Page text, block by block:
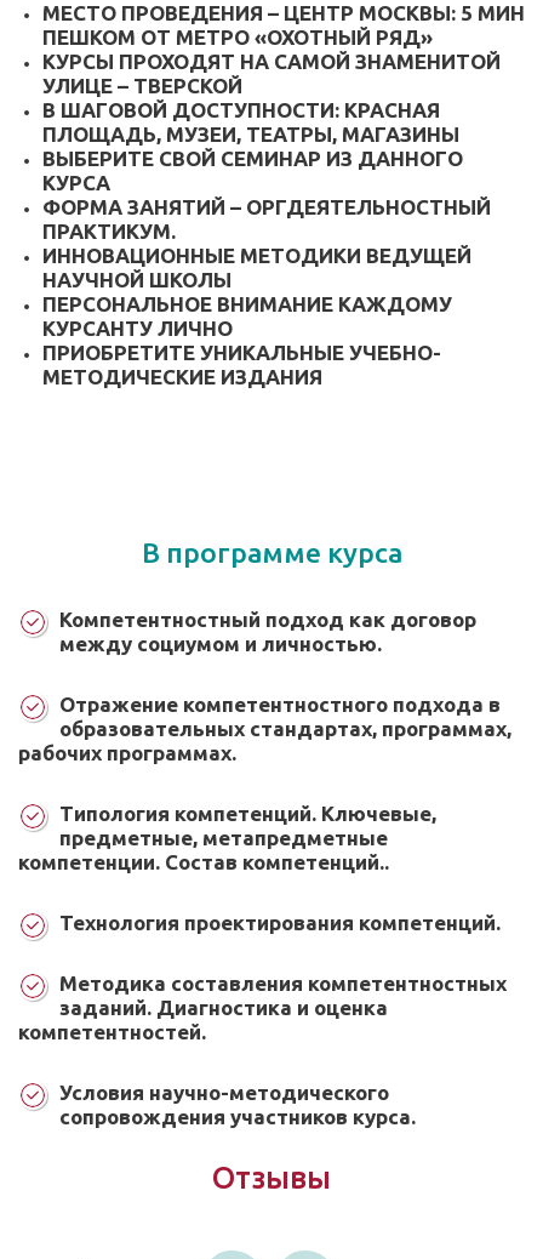
МЕСТО ПРОВЕДЕНИЯ – ЦЕНТР МОСКВЫ: 5 МИН
ПЕШКОМ ОТ МЕТРО «ОХОТНЫЙ РЯД»
КУРСЫ ПРОХОДЯТ НА САМОЙ ЗНАМЕНИТОЙ
УЛИЦЕ – ТВЕРСКОЙ
В ШАГОВОЙ ДОСТУПНОСТИ: КРАСНАЯ
ПЛОЩАДЬ, МУЗЕИ, ТЕАТРЫ, МАГАЗИНЫ
ВЫБЕРИТЕ СВОЙ СЕМИНАР ИЗ ДАННОГО
КУРСА
ФОРМА ЗАНЯТИЙ – ОРГДЕЯТЕЛЬНОСТНЫЙ
ПРАКТИКУМ.
ИННОВАЦИОННЫЕ МЕТОДИКИ ВЕДУЩЕЙ
НАУЧНОЙ ШКОЛЫ
ПЕРСОНАЛЬНОЕ ВНИМАНИЕ КАЖДОМУ
КУРСАНТУ ЛИЧНО
ПРИОБРЕТИТЕ УНИКАЛЬНЫЕ УЧЕБНО-
МЕТОДИЧЕСКИЕ ИЗДАНИЯ
В программе курса
Компетентностный подход как договор
между социумом и личностью.
Отражение компетентностного подхода в
образовательных стандартах, программах,
рабочих программах.
Типология компетенций. Ключевые,
предметные, метапредметные
компетенции. Состав компетенций..
Технология проектирования компетенций.
Методика составления компетентностных
заданий. Диагностика и оценка
компетентностей.
Условия научно-методического
сопровождения участников курса.
Отзывы